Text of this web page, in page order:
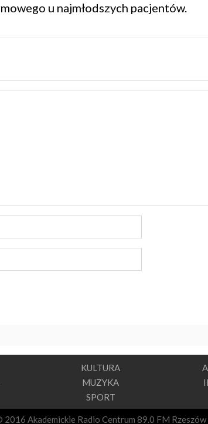
u najmłodszych pacjentów.
KULTURA
MUZYKA
SPORT
2016 Akademickie Radio Centrum 89.0 FM Rzeszów